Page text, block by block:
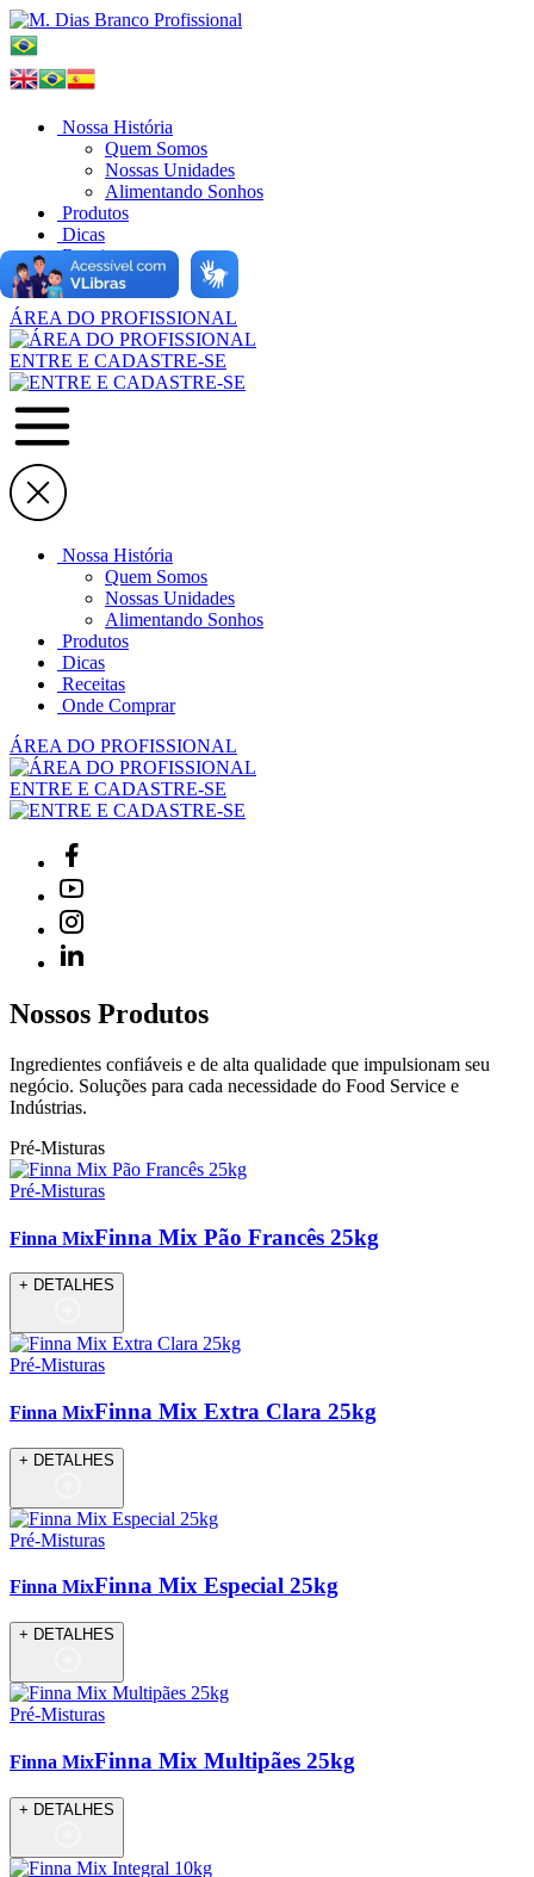
Nossa História
Quem Somos
Nossas Unidades
Alimentando Sonhos
Produtos
Dicas
Receitas
Onde Comprar
ÁREA DO PROFISSIONAL
ENTRE E CADASTRE-SE
Nossa História
Quem Somos
Nossas Unidades
Alimentando Sonhos
Produtos
Dicas
Receitas
Onde Comprar
ÁREA DO PROFISSIONAL
ENTRE E CADASTRE-SE
Nossos Produtos
Ingredientes confiáveis e de alta qualidade que impulsionam seu
negócio. Soluções para cada necessidade do Food Service e
Indústrias.
Pré-Misturas
Pré-Misturas
Finna MixFinna Mix Pão Francês 25kg
+ DETALHES
Pré-Misturas
Finna MixFinna Mix Extra Clara 25kg
+ DETALHES
Pré-Misturas
Finna MixFinna Mix Especial 25kg
+ DETALHES
Pré-Misturas
Finna MixFinna Mix Multipães 25kg
+ DETALHES